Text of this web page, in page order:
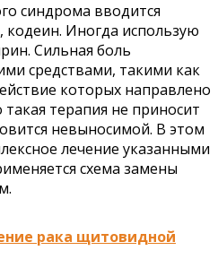
синдрома вводится
Иногда использую
Сильная боль
средствами, такими как
которых направлено
терапия не приносит
невыносимой. В этом
лечение указанными
схема замены
рака щитовидной